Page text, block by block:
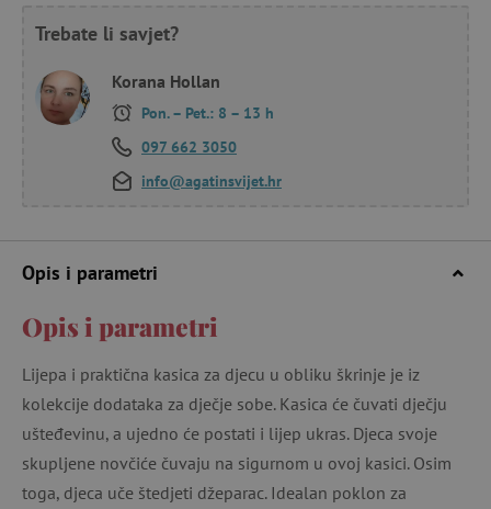
Trebate li savjet?
Korana Hollan
Pon. – Pet.: 8 – 13 h
097 662 3050
info@agatinsvijet.hr
Opis i parametri
Opis i parametri
Lijepa i praktična kasica za djecu u obliku škrinje je iz
kolekcije dodataka za dječje sobe. Kasica će čuvati dječju
ušteđevinu, a ujedno će postati i lijep ukras. Djeca svoje
skupljene novčiće čuvaju na sigurnom u ovoj kasici. Osim
toga, djeca uče štedjeti džeparac. Idealan poklon za